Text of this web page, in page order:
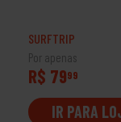
SURFTRIP
Por apenas
R$ 7999
IR PARA